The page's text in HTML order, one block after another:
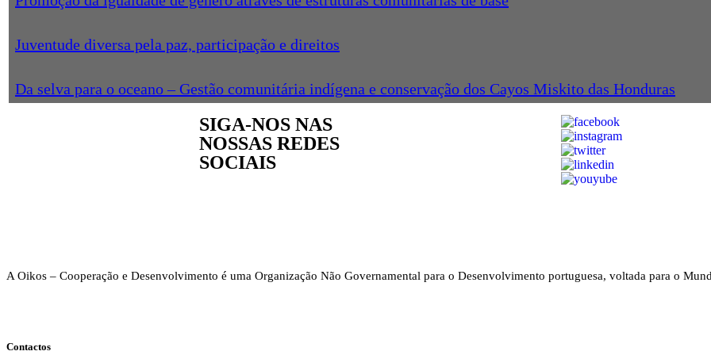
Juventude diversa pela paz, participação e direitos
Da selva para o oceano – Gestão comunitária indígena e conservação dos Cayos Miskito das Honduras
SIGA-NOS NAS
NOSSAS REDES
SOCIAIS
A Oikos – Cooperação e Desenvolvimento é uma Organização Não Governamental para o Desenvolvimento portuguesa, voltada para o
Contactos